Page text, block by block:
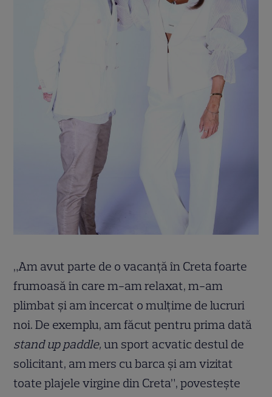
„Am avut parte de o vacanță în Creta foarte
frumoasă în care m-am relaxat, m-am
plimbat și am încercat o mulțime de lucruri
noi. De exemplu, am făcut pentru prima dată
stand up paddle, un sport acvatic destul de
solicitant, am mers cu barca și am vizitat
toate plajele virgine din Creta”, povesteşte